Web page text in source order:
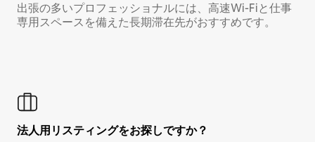
出張の多いプロフェッショナルには、高速Wi-Fiと仕事
専用スペースを備えた長期滞在先がおすすめです。
法人用リスティングをお探しですか？